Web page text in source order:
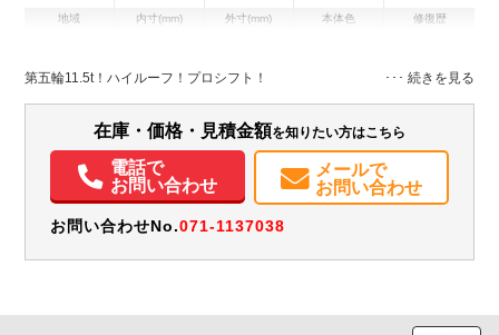
地域 内寸(mm) 外寸(mm) 本体色 修復歴
第五輪11.5t！ハイルーフ！プロシフト！
在庫・価格・見積金額を知りたい方はこちら
電話で
お問い合わせ
メールで
お問い合わせ
お問い合わせNo.071-1137038